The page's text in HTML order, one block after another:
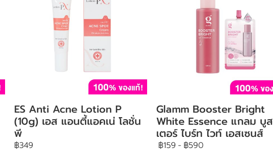
ES Anti Acne Lotion P
(10g) เอส แอนตี้แอคเน่ โลชั่น
พี
฿349
Glamm Booster Bright
White Essence แกลม บูส
เตอร์ ไบร์ท ไวท์ เอสเซนส์
฿159 - ฿590